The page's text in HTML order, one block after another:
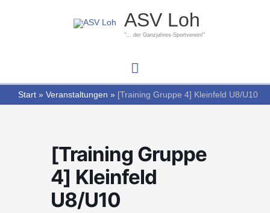
ASV Loh
"... der Ganzjahres-Sportverein!"
Hauptmenü
Start Veranstaltungen [Training Gruppe 4] Kleinfeld U8/U10
[Training Gruppe
4] Kleinfeld
U8/U10